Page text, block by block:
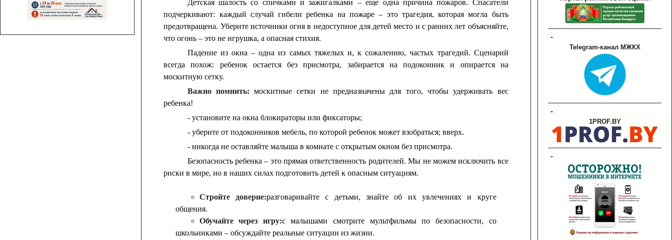
Детская шалость со спичками и зажигалками – еще одна причина пожаров. Спасатели
подчеркивают: каждый случай гибели ребенка на пожаре – это трагедия, которая могла быть
предотвращена. Уберите источники огня в недоступное для детей место и с ранних лет объясняйте,
что огонь – это не игрушка, а опасная стихия.
Падение из окна – одна из самых тяжелых и, к сожалению, частых трагедий. Сценарий
всегда похож: ребенок остается без присмотра, забирается на подоконник и опирается на
москитную сетку.
Важно помнить: москитные сетки не предназначены для того, чтобы удерживать вес
ребенка!
- установите на окна блокираторы или фиксаторы;
- уберите от подоконников мебель, по которой ребенок может взобраться; вверх.
- никогда не оставляйте малыша в комнате с открытым окном без присмотра.
Безопасность ребенка – это прямая ответственность родителей. Мы не можем исключить все
риски в мире, но в наших силах подготовить детей к опасным ситуациям.
Стройте доверие:разговаривайте с детьми, знайте об их увлечениях и круге
общения.
Обучайте через игру:с малышами смотрите мультфильмы по безопасности, со
школьниками – обсуждайте реальные ситуации из жизни.
-
Telegram-канал МЖКХ
-
1PROF.BY
-